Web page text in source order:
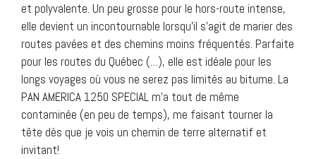
et polyvalente. Un peu grosse pour le hors-route intense,
elle devient un incontournable lorsqu’il s’agit de marier des
routes pavées et des chemins moins fréquentés. Parfaite
pour les routes du Québec (…), elle est idéale pour les
longs voyages où vous ne serez pas limités au bitume. La
PAN AMERICA 1250 SPECIAL m’a tout de même
contaminée (en peu de temps), me faisant tourner la
tête dès que je vois un chemin de terre alternatif et
invitant!